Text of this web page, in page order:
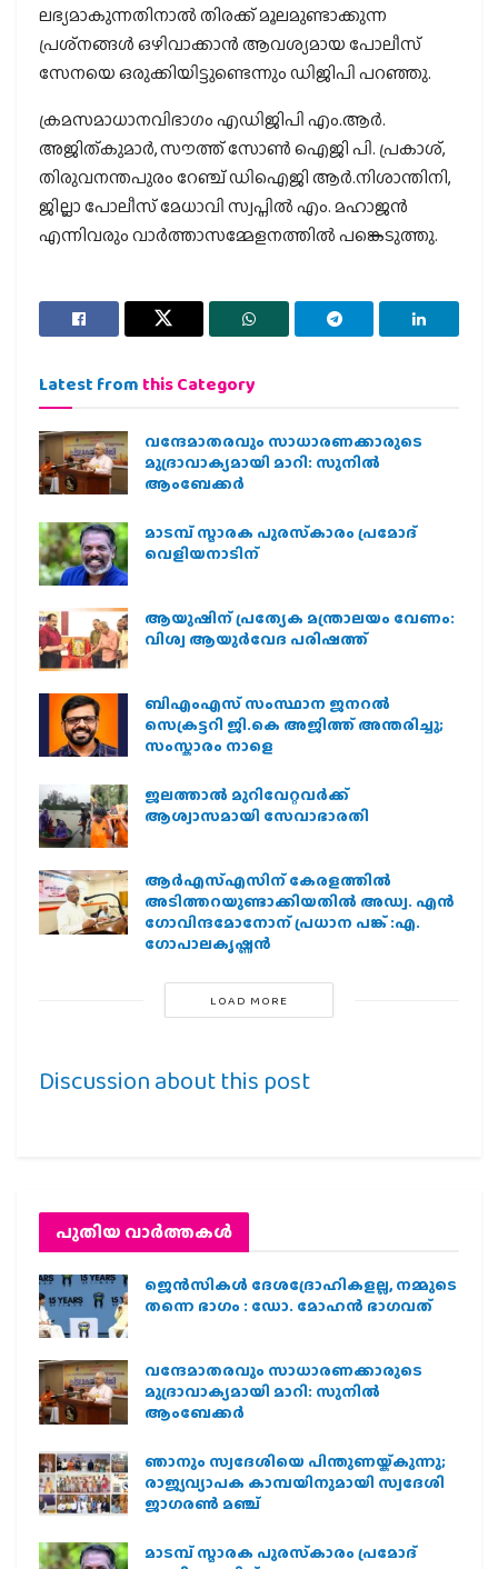
ലഭ്യമാകുന്നതിനാല്‍ തിരക്ക് മൂലമുണ്ടാക്കുന്ന
പ്രശ്‌നങ്ങള്‍ ഒഴിവാക്കാന്‍ ആവശ്യമായ പോലീസ്
സേനയെ ഒരുക്കിയിട്ടുണ്ടെന്നും ഡിജിപി പറഞ്ഞു.
ക്രമസമാധാനവിഭാഗം എഡിജിപി എം.ആര്‍.
അജിത്കുമാര്‍, സൗത്ത് സോണ്‍ ഐജി പി. പ്രകാശ്,
തിരുവനന്തപുരം റേഞ്ച് ഡിഐജി ആര്‍.നിശാന്തിനി,
ജില്ലാ പോലീസ് മേധാവി സ്വപ്നില്‍ എം. മഹാജന്‍
എന്നിവരും വാര്‍ത്താസമ്മേളനത്തില്‍ പങ്കെടുത്തു.
Latest from this Category
വന്ദേമാതരവും സാധാരണക്കാരുടെ
മുദ്രാവാക്യമായി മാറി: സുനിൽ
ആംബേക്കർ
മാടമ്പ് സ്മാരക പുരസ്‌കാരം പ്രമോദ്
വെളിയനാടിന്
ആയുഷിന് പ്രത്യേക മന്ത്രാലയം വേണം:
വിശ്വ ആയുര്‍വേദ പരിഷത്ത്
ബിഎംഎസ് സംസ്ഥാന ജനറൽ
സെക്രട്ടറി ജി.കെ അജിത്ത് അന്തരിച്ചു;
സംസ്കാരം നാളെ
ജലത്താല്‍ മുറിവേറ്റവര്‍ക്ക്
ആശ്വാസമായി സേവാഭാരതി
ആര്‍എസ്എസിന് കേരളത്തില്‍
അടിത്തറയുണ്ടാക്കിയതില്‍ അഡ്വ. എന്‍
ഗോവിന്ദമോനോന് പ്രധാന പങ്ക് :എ.
ഗോപാലകൃഷ്ണന്‍
LOAD MORE
Discussion about this post
പുതിയ വാര്‍ത്തകള്‍
ജെന്‍സികള്‍ ദേശദ്രോഹികളല്ല, നമ്മുടെ
തന്നെ ഭാഗം : ഡോ. മോഹന്‍ ഭാഗവത്
വന്ദേമാതരവും സാധാരണക്കാരുടെ
മുദ്രാവാക്യമായി മാറി: സുനിൽ
ആംബേക്കർ
ഞാനും സ്വദേശിയെ പിന്തുണയ്ക്കുന്നു;
രാജ്യവ്യാപക കാമ്പയിനുമായി സ്വദേശി
ജാഗരണ്‍ മഞ്ച്
മാടമ്പ് സ്മാരക പുരസ്‌കാരം പ്രമോദ്